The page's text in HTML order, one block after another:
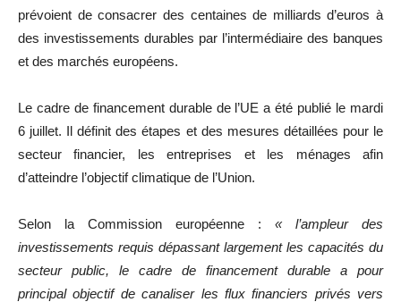
prévoient de consacrer des centaines de milliards d’euros à
des investissements durables par l’intermédiaire des banques
et des marchés européens.
Le cadre de financement durable de l’UE a été publié le mardi
6 juillet. Il définit des étapes et des mesures détaillées pour le
secteur financier, les entreprises et les ménages afin
d’atteindre l’objectif climatique de l’Union.
Selon la Commission européenne : « l’ampleur des
investissements requis dépassant largement les capacités du
secteur public, le cadre de financement durable a pour
principal objectif de canaliser les flux financiers privés vers